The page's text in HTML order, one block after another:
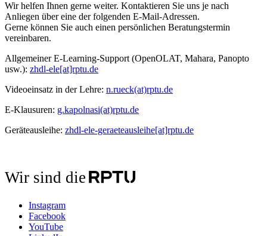
Wir helfen Ihnen gerne weiter. Kontaktieren Sie uns je nach
Anliegen über eine der folgenden E-Mail-Adressen.
Gerne können Sie auch einen persönlichen Beratungstermin
vereinbaren.
Allgemeiner E-Learning-Support (OpenOLAT, Mahara, Panopto
usw.): zhdl-ele[at]rptu.de
Videoeinsatz in der Lehre: n.rueck(at)rptu.de
E-Klausuren: g.kapolnasi(at)rptu.de
Geräteausleihe: zhdl-ele-geraeteausleihe[at]rptu.de
Wir sind die
Instagram
Facebook
YouTube